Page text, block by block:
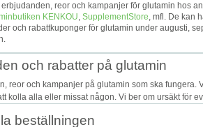
erbjudanden, reor och kampanjer för glutamin hos
KENKOU, SupplementStore, mfl. De kan
och rabattkuponger för glutamin under augusti,
och rabatter på glutamin
reor och kampanjer på glutamin som ska
kolla alla eller missat någon. Vi ber om ursäkt för
beställningen